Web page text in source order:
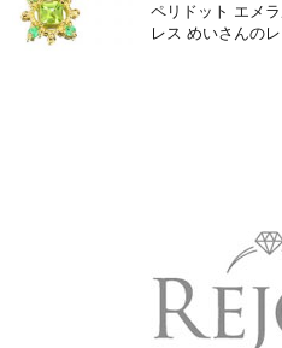
ペリドット エメ
レス めいさんのレ